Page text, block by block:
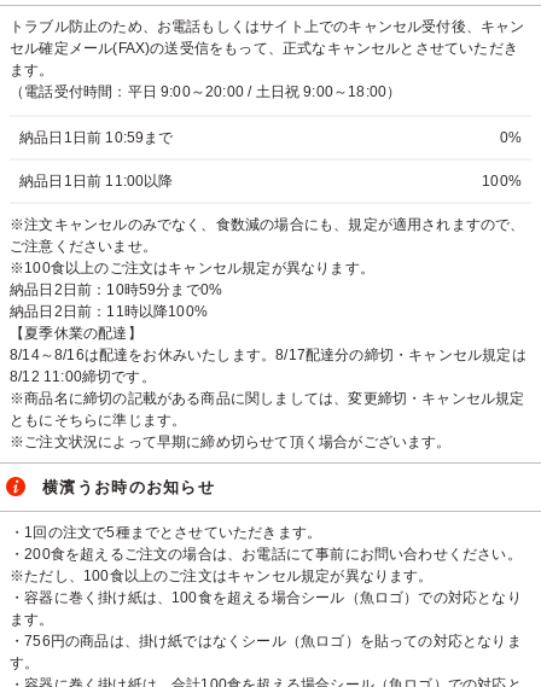
トラブル防止のため、お電話もしくはサイト上でのキャンセル受付後、キャン
セル確定メール(FAX)の送受信をもって、正式なキャンセルとさせていただき
ます。
（電話受付時間：平日 9:00～20:00 / 土日祝 9:00～18:00）
納品日1日前 10:59まで 0%
納品日1日前 11:00以降 100%
※注文キャンセルのみでなく、食数減の場合にも、規定が適用されますので、
ご注意くださいませ。
※100食以上のご注文はキャンセル規定が異なります。
納品日2日前：10時59分まで0%
納品日2日前：11時以降100%
【夏季休業の配達】
8/14～8/16は配達をお休みいたします。8/17配達分の締切・キャンセル規定は
8/12 11:00締切です。
※商品名に締切の記載がある商品に関しましては、変更締切・キャンセル規定
ともにそちらに準じます。
※ご注文状況によって早期に締め切らせて頂く場合がございます。
横濱うお時のお知らせ
・1回の注文で5種までとさせていただきます。
・200食を超えるご注文の場合は、お電話にて事前にお問い合わせください。
※ただし、100食以上のご注文はキャンセル規定が異なります。
・容器に巻く掛け紙は、100食を超える場合シール（魚ロゴ）での対応となり
ます。
・756円の商品は、掛け紙ではなくシール（魚ロゴ）を貼っての対応となりま
す。